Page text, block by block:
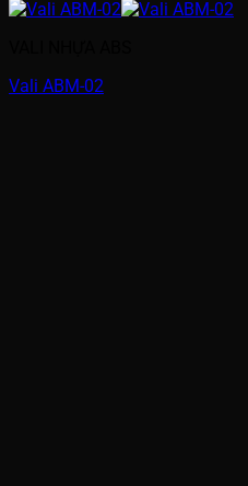
Vali ABM-02